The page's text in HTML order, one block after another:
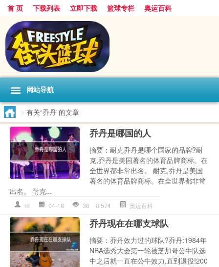
首 页 下载列表 立即下载 篮球专栏 奥运百科
网站导航
> 有关“乔丹”的文章
乔丹是哪国的人
摘要：耐克乔丹是哪个国家的品牌?耐
克,乔丹是美国著名的体育品牌商标。在
全世界都非常出名。 耐克,乔丹是美国
著名的体育品牌商标。在全世界都非常
出名。 耐克...
rd 04-18 36 574 奥运百科
乔丹现在在哪支球队
摘要：乔丹效力过的球队?乔丹:1984年
NBA选秀大会第一轮被芝加哥公牛队选
中之后就一直在公牛效力,直到退役!200